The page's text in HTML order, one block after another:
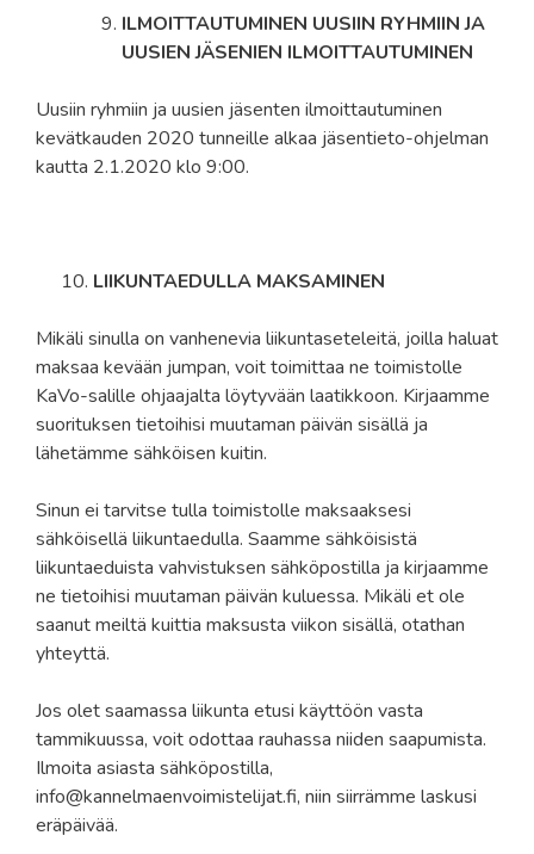
ILMOITTAUTUMINEN UUSIIN RYHMIIN JA
UUSIEN JÄSENIEN ILMOITTAUTUMINEN
Uusiin ryhmiin ja uusien jäsenten ilmoittautuminen
kevätkauden 2020 tunneille alkaa jäsentieto-ohjelman
kautta 2.1.2020 klo 9:00.
LIIKUNTAEDULLA MAKSAMINEN
Mikäli sinulla on vanhenevia liikuntaseteleitä, joilla haluat
maksaa kevään jumpan, voit toimittaa ne toimistolle
KaVo-salille ohjaajalta löytyvään laatikkoon. Kirjaamme
suorituksen tietoihisi muutaman päivän sisällä ja
lähetämme sähköisen kuitin.
Sinun ei tarvitse tulla toimistolle maksaaksesi
sähköisellä liikuntaedulla. Saamme sähköisistä
liikuntaeduista vahvistuksen sähköpostilla ja kirjaamme
ne tietoihisi muutaman päivän kuluessa. Mikäli et ole
saanut meiltä kuittia maksusta viikon sisällä, otathan
yhteyttä.
Jos olet saamassa liikunta etusi käyttöön vasta
tammikuussa, voit odottaa rauhassa niiden saapumista.
Ilmoita asiasta sähköpostilla,
info@kannelmaenvoimistelijat.fi, niin siirrämme laskusi
eräpäivää.